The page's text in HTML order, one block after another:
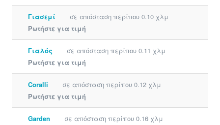
Γιασεμί
σε απόσταση περίπου 0.10 χλμ
Ρωτήστε για τιμή
Γιαλός
σε απόσταση περίπου 0.11 χλμ
Ρωτήστε για τιμή
Coralli
σε απόσταση περίπου 0.12 χλμ
Ρωτήστε για τιμή
Garden
σε απόσταση περίπου 0.16 χλμ